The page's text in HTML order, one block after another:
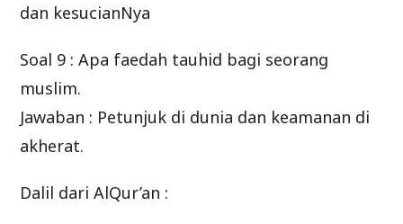
dan kesucianNya
Soal 9 : Apa faedah tauhid bagi seorang
muslim.
Jawaban : Petunjuk di dunia dan keamanan di
akherat.
Dalil dari AlQur’an :